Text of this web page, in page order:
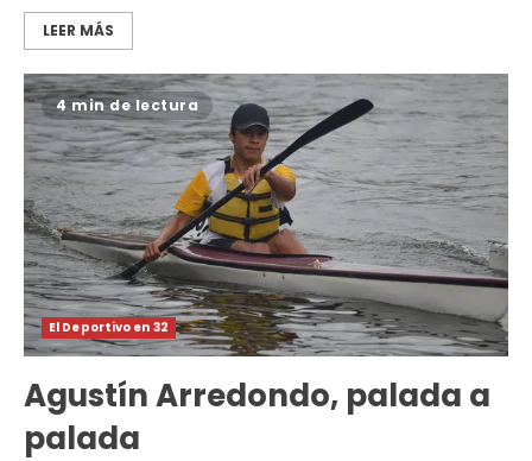
LEER MÁS
4 min de lectura
El Deportivo en 32
Agustín Arredondo, palada a
palada